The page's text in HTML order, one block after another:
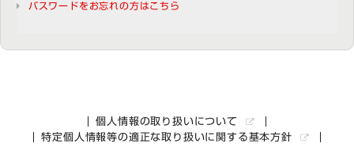
パスワードをお忘れの方はこちら
個人情報の取り扱いについて
特定個人情報等の適正な取り扱いに関する基本方針